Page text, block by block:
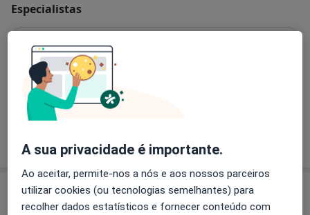
Especialistas
Traumatologista
Dr. Jacinto Loureiro
Consultório
A sua privacidade é importante.
Ao aceitar, permite-nos a nós e aos nossos parceiros
utilizar cookies (ou tecnologias semelhantes) para
recolher dados estatísticos e fornecer conteúdo com